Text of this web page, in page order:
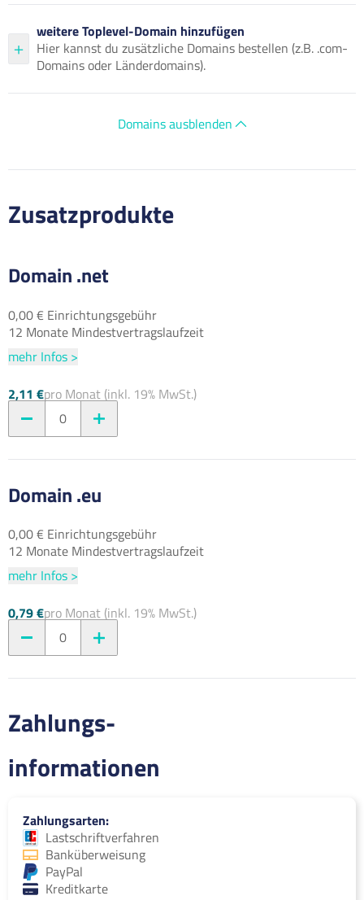
weitere Toplevel-Domain hinzufügen
Hier kannst du zusätzliche Domains bestellen (z.B. .com-
Domains oder Länderdomains).
Domains ausblenden
Zusatzprodukte
Domain .net
0,00 € Einrichtungsgebühr
12 Monate Mindestvertragslaufzeit
mehr Infos >
2,11 €pro Monat (inkl. 19% MwSt.)
0
Domain .eu
0,00 € Einrichtungsgebühr
12 Monate Mindestvertragslaufzeit
mehr Infos >
0,79 €pro Monat (inkl. 19% MwSt.)
0
Zahlungs-
informationen
Zahlungsarten
Lastschriftverfahren
Banküberweisung
PayPal
Kreditkarte